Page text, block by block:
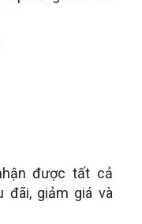
được tất cả
đãi, giảm giá và